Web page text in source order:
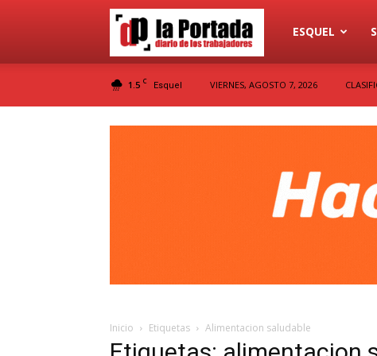
Diario
ESQUEL
1.5 C Esquel VIERNES, AGOSTO 7, 2026
Inicio Etiquetas Alimentacion saludable